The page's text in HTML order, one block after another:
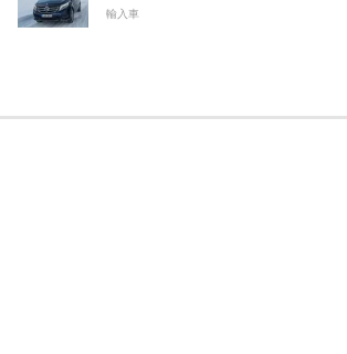
輸入車